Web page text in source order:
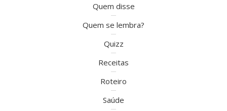
Quem disse
Quem se lembra?
Quizz
Receitas
Roteiro
Saúde